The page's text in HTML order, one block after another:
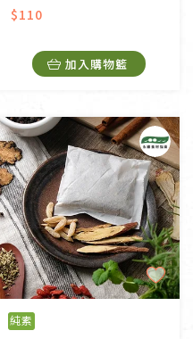
$110
加入購物籃
純素